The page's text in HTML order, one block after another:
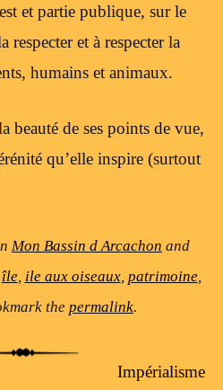
et partie publique, sur le
et à respecter la
humains et animaux.
beauté de ses points de vue,
qu’elle inspire (surtout
Mon Bassin d Arcachon and
île, ile aux oiseaux, patrimoine,
the permalink.
Impérialisme